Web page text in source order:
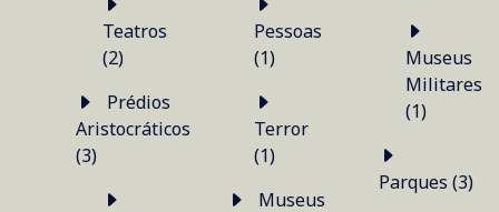
Teatros
(2)
Aristocráticos
(3)
Pessoas
(1)
Terror
(1)
Museus
Militares
(1)
Parques (3)